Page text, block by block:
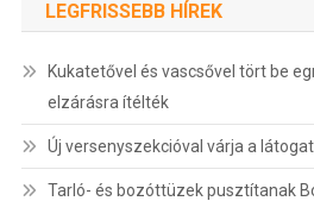
LEGFRISSEBB HÍREK
Kukatetővel és vascsővel tört be
elzárásra ítélték
Új versenyszekcióval várja a
Tarló- és bozóttüzek pusztítanak